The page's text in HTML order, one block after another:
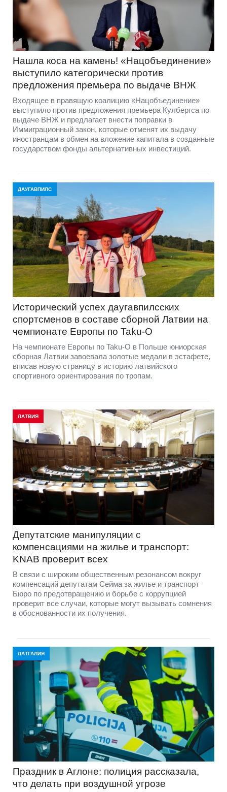
Нашла коса на камень! «Нацобъединение»
выступило категорически против
предложения премьера по выдаче ВНЖ
Входящее в правящую коалицию «Нацобъединение»
выступило против предложения премьера Кулбергса по
выдаче ВНЖ и предлагает внести поправки в
Иммиграционный закон, которые отменят их выдачу
иностранцам в обмен на вложение капитала в созданные
государством фонды альтернативных инвестиций.
ДАУГАВПИЛС
Исторический успех даугавпилсских
спортсменов в составе сборной Латвии на
чемпионате Европы по Taku-O
На чемпионате Европы по Taku-O в Польше юниорская
сборная Латвии завоевала золотые медали в эстафете,
вписав новую страницу в историю латвийского
спортивного ориентирования по тропам.
ЛАТВИЯ
Депутатские манипуляции с
компенсациями на жилье и транспорт:
KNAB проверит всех
В связи с широким общественным резонансом вокруг
компенсаций депутатам Сейма за жилье и транспорт
Бюро по предотвращению и борьбе с коррупцией
проверит все случаи, которые могут вызывать сомнения
в обоснованности их получения.
ЛАТГАЛИЯ
Праздник в Аглоне: полиция рассказала,
что делать при воздушной угрозе